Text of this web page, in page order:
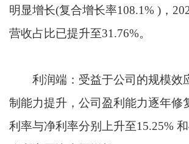
明显增长(复合增长率108.1% )，
营收占比已提升至31.76%。
利润端：受益于公司的规模效
制能力提升，公司盈利能力逐年修
利率与净利率分别上升至15.25%